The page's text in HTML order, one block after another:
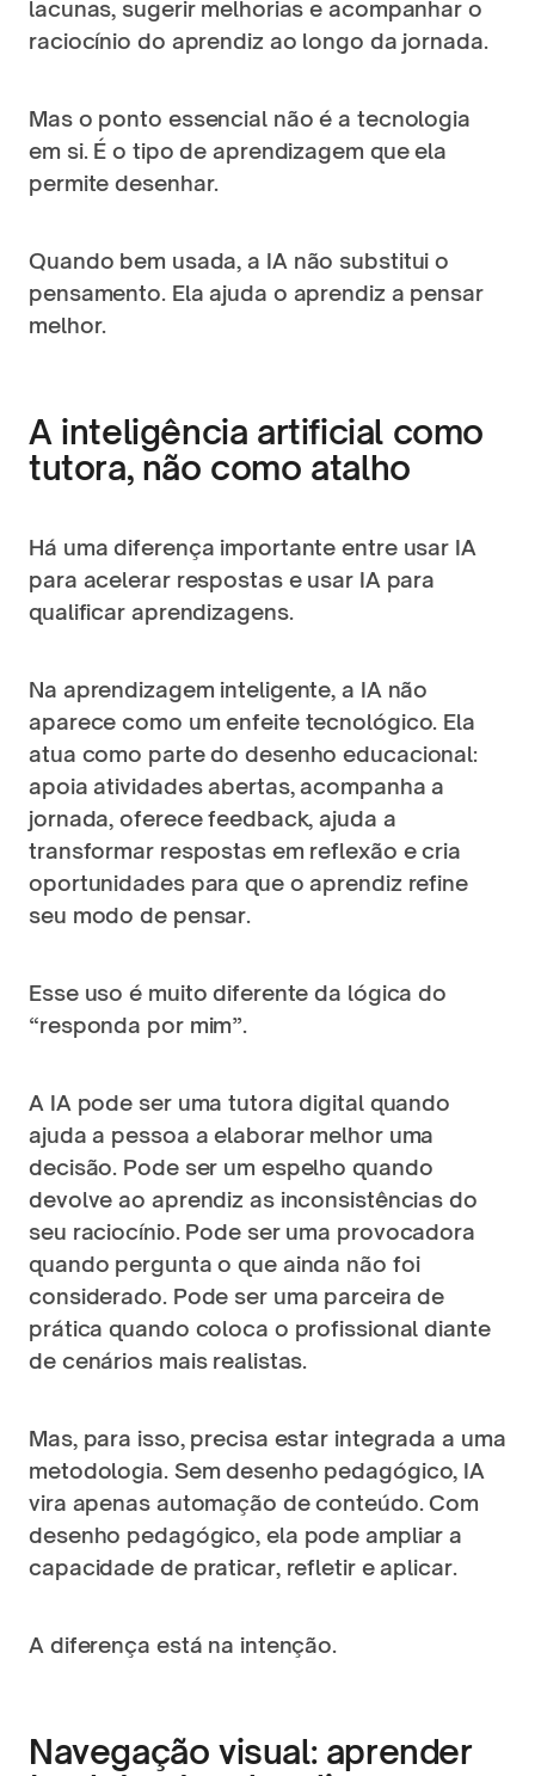
lacunas, sugerir melhorias e acompanhar o
raciocínio do aprendiz ao longo da jornada.
Mas o ponto essencial não é a tecnologia
em si. É o tipo de aprendizagem que ela
permite desenhar.
Quando bem usada, a IA não substitui o
pensamento. Ela ajuda o aprendiz a pensar
melhor.
A inteligência artificial como
tutora, não como atalho
Há uma diferença importante entre usar IA
para acelerar respostas e usar IA para
qualificar aprendizagens.
Na aprendizagem inteligente, a IA não
aparece como um enfeite tecnológico. Ela
atua como parte do desenho educacional:
apoia atividades abertas, acompanha a
jornada, oferece feedback, ajuda a
transformar respostas em reflexão e cria
oportunidades para que o aprendiz refine
seu modo de pensar.
Esse uso é muito diferente da lógica do
“responda por mim”.
A IA pode ser uma tutora digital quando
ajuda a pessoa a elaborar melhor uma
decisão. Pode ser um espelho quando
devolve ao aprendiz as inconsistências do
seu raciocínio. Pode ser uma provocadora
quando pergunta o que ainda não foi
considerado. Pode ser uma parceira de
prática quando coloca o profissional diante
de cenários mais realistas.
Mas, para isso, precisa estar integrada a uma
metodologia. Sem desenho pedagógico, IA
vira apenas automação de conteúdo. Com
desenho pedagógico, ela pode ampliar a
capacidade de praticar, refletir e aplicar.
A diferença está na intenção.
Navegação visual: aprender